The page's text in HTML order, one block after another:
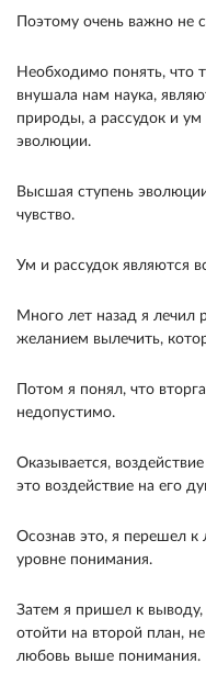
Поэтому очень важно не
Необходимо понять, что
внушала нам наука,
природы, а рассудок и
эволюции.
Высшая ступень
чувство.
Ум и рассудок являются
Много лет назад я лечил
желанием вылечить,
Потом я понял, что
недопустимо.
Оказывается,
это воздействие на его
Осознав это, я перешел к
уровне понимания.
Затем я пришел к
отойти на второй план,
любовь выше понимания.